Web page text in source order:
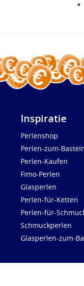
Inspiratie
Perlenshop
Perlen-zum-
Perlen-Kaufen
Fimo-Perlen
Glasperlen
Perlen-für-Ketten
Perlen-für-
Schmuckperlen
Glasperlen-zum-